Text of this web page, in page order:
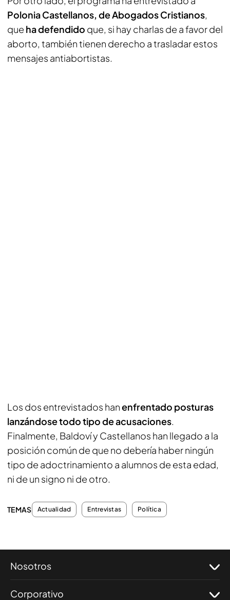
Polonia Castellanos, de Abogados Cristianos,
que ha defendido que, si hay charlas de a favor del
aborto, también tienen derecho a trasladar estos
mensajes antiabortistas.
Los dos entrevistados hanenfrentado posturas
lanzándose todo tipo de acusaciones.
Finalmente, Baldoví y Castellanos han llegado a la
posición común de que no debería haber ningún
tipo de adoctrinamiento a alumnos de esta edad,
ni de un signo ni de otro.
TEMAS Actualidad Entrevistas Política
Nosotros
Corporativo